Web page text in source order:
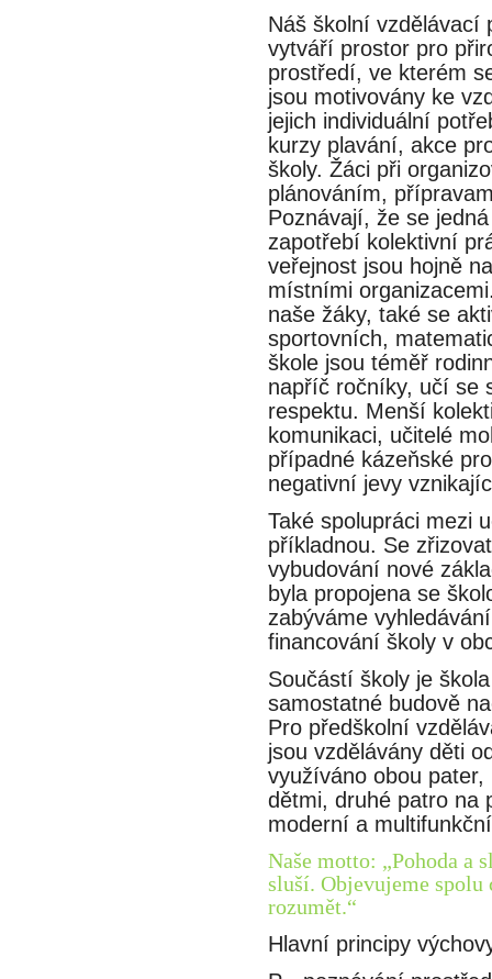
Náš školní vzdělávací
vytváří prostor pro
prostředí, ve kterém
jsou motivovány ke
jejich individuální
kurzy plavání, akce
školy. Žáci při
plánováním,
Poznávají, že se
zapotřebí kolektivní
veřejnost jsou hojně
místními
naše žáky, také se
sportovních,
škole jsou téměř
napříč ročníky, učí se
respektu. Menší
komunikaci, učitelé
případné kázeňské
negativní jevy
Také spolupráci mezi
příkladnou. Se
vybudování nové
byla propojena se
zabýváme
financování školy v
Součástí školy je
samostatné budově
Pro předškolní
jsou vzdělávány děti
využíváno obou
dětmi, druhé patro na
moderní a
Naše motto: „Pohoda a
sluší. Objevujeme spolu
rozumět.“
Hlavní principy